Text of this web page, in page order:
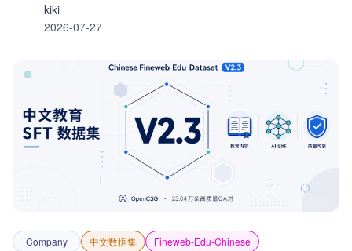
kiki
2026-07-27
Company 中文数据集 Fineweb-Edu-Chinese